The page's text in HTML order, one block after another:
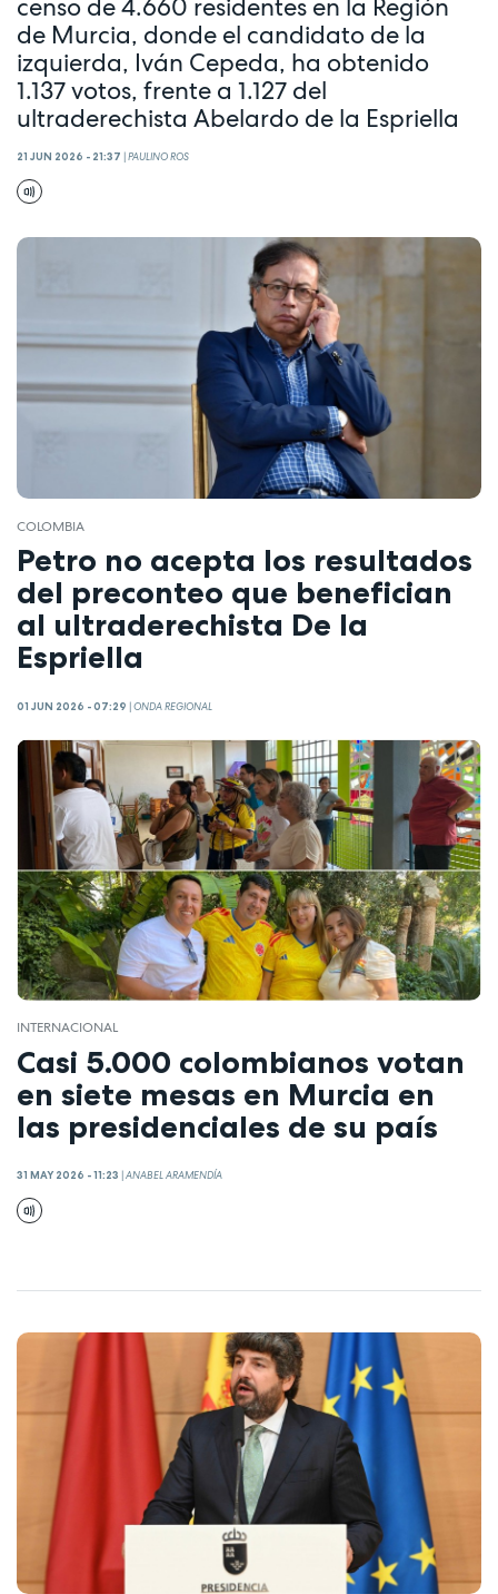
censo de 4.660 residentes en la Región
de Murcia, donde el candidato de la
izquierda, Iván Cepeda, ha obtenido
1.137 votos, frente a 1.127 del
ultraderechista Abelardo de la Espriella
21 JUN 2026 - 21:37 |PAULINO ROS
COLOMBIA
Petro no acepta los resultados
del preconteo que benefician
al ultraderechista De la
Espriella
01 JUN 2026 - 07:29 |ONDA REGIONAL
INTERNACIONAL
Casi 5.000 colombianos votan
en siete mesas en Murcia en
las presidenciales de su país
31 MAY 2026 - 11:23 ANABEL ARAMENDÍA